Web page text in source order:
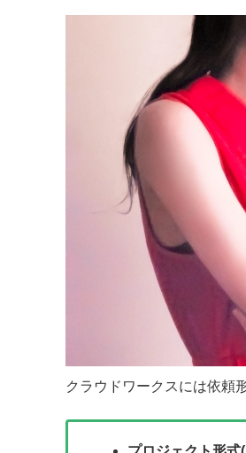
クラウドワークスには依頼